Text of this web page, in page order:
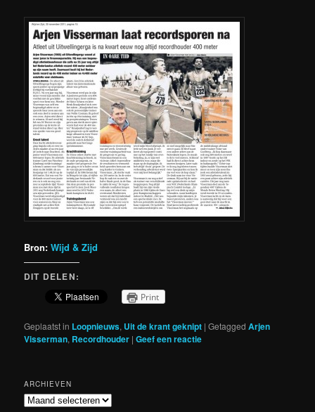
Bron:Wijd & Zijd
DIT DELEN:
Print
Geplaatst in Loopnieuws, Uit de krant geknipt |Getagged Arjen
Visserman, Recordhouder |Geef een reactie
ARCHIEVEN
Archieven